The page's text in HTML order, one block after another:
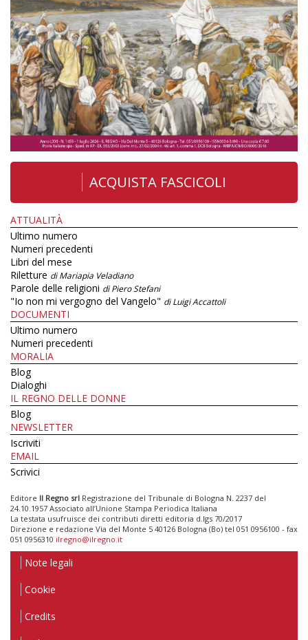
ACQUISTA FASCICOLI
ATTUALITÀ
Ultimo numero
Numeri precedenti
Libri del mese
Riletture di Mariapia Veladiano
Parole delle religioni di Piero Stefani
"Io non mi vergogno del Vangelo" di Luigi Accattoli
DOCUMENTI
Ultimo numero
Numeri precedenti
MORALIA
Blog
Dialoghi
IL REGNO DELLE DONNE
Blog
NEWSLETTER
Iscriviti
EMAIL
Scrivici
Editore Il Regno srl Registrazione del Tribunale di Bologna N. 2237 del
24.10.1957 Associato all’Unione Stampa Periodica Italiana
La testata usufruisce dei contributi diretti editoria d.lgs 70/2017
Direzione e redazione Via del Monte 5 40126 Bologna (Bo) tel 051 0956100 - fax
051 0956310 ilregno@ilregno.it
Note legali
Cookie
Credits